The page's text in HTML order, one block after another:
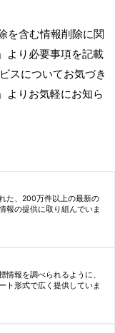
を含む情報削除に関
」より必要事項を記載
スについてお気づき
」よりお気軽にお知ら
た、200万件以上の最新の
報の提供に取り組んでいま
情報を調べられるように、
ト形式で広く提供していま